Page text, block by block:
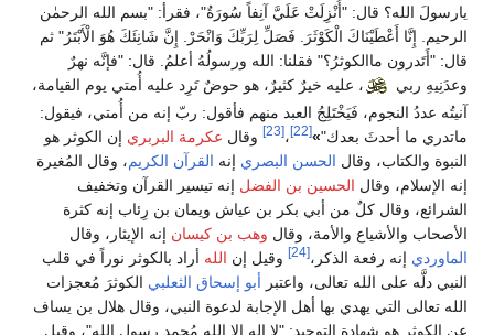
يارسولَ الله؟ قال: "أُنْزِلَتْ عَلَيَّ آنِفاً سُورَةٌ"، فقرأ: "بسم الله الرحمٰن
الرحيم. إِنَّا أَعْطَيْنَاكَ الْكَوْثَرَ. فَصَلِّ لِرَبِّكَ وَانْحَرْ. إِنَّ شَانِئَكَ هُوَ الْأَبْتَرُ" ثم
قال: "أَتَدرون ماالكوثرُ؟" فقلنا: الله ورسولُهُ أعلمُ. قال: "فإنَّه نهرٌ
وعدَنِيهِ ربي
، عليه خيرٌ كثيرٌ، هو حوضٌ تَرِد عليه أُمتي يوم القيامة،
آنيتُه عددُ النجوم، فَيَخْتَلِجُ العبد منهم فأقول: ربّ إنه من أُمتي، فيقول:
ماتدري ما أحدثَ بعدك"»
[22] ،[23] وقال عكرمة البربري إن الكوثر هو
النبوة والكتاب، وقال الحسن البصري إنه القرآن الكريم، وقال المُغيرة
إنه الإسلام، وقال الحسين بن الفضل إنه تيسير القرآن وتخفيف
الشرائع، وقال كلٌ من أبي بكر بن عياش ويمان بن رِئاب إنه كثرة
الأصحاب والأشياع والأمة، وقال وهب بن كيسان إنه الإيثار، وقال
الماوردي إنه رفعة الذكر،[24] وقيل إن الله أراد بالكوثر نوراً في قلب
النبي دلَّه على الله تعالى، واعتبر أبو إسحاق الثعلبي الكوثرَ مُعجزات
الله تعالى التي يهدي بها أهل الإجابة لدعوة النبي، وقال هلال بن يساف
عن الكوثر هو شهادة التوحيد: "لا إله إلا الله مُحمد رسول الله"، وقيل